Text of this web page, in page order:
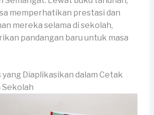
memperhatikan prestasi dan
mereka selama di sekolah,
pandangan baru untuk masa
Diaplikasikan dalam Cetak
Sekolah